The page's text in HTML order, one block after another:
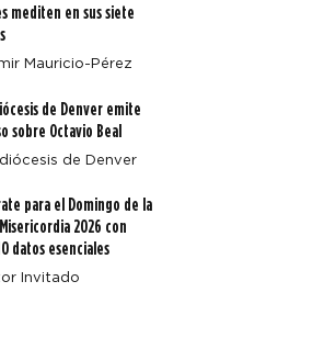
mediten en sus siete
Mauricio-Pérez
de Denver emite
sobre Octavio Beal
de Denver
para el Domingo de la
2026 con
datos esenciales
Invitado